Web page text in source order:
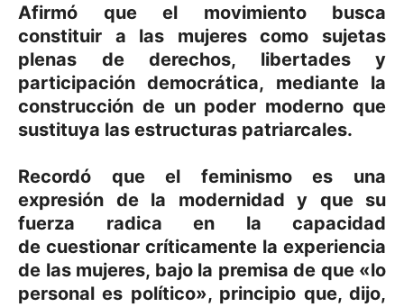
Afirmó que el movimiento busca
constituir a las mujeres como sujetas
plenas de derechos, libertades y
participación democrática, mediante la
construcción de un poder moderno que
sustituya las estructuras patriarcales.
Recordó que el feminismo es una
expresión de la modernidad y que su
fuerza radica en la capacidad
de cuestionar críticamente la experiencia
de las mujeres, bajo la premisa de que «lo
personal es político», principio que, dijo,